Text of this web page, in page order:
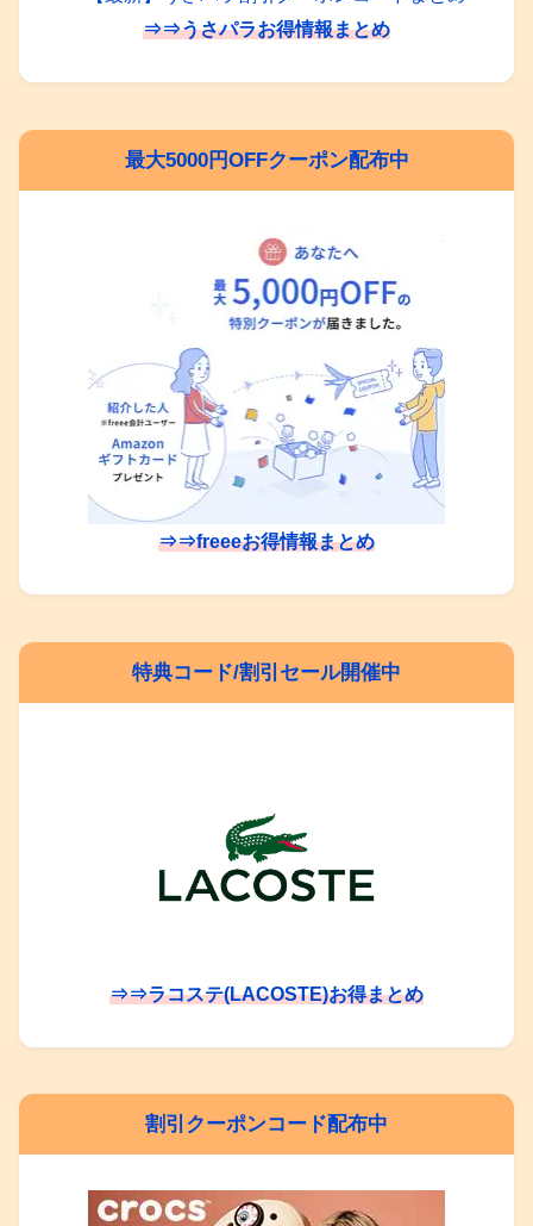
⇒⇒うさパラお得情報まとめ
最大5000円OFFクーポン配布中
⇒⇒freeeお得情報まとめ
特典コード/割引セール開催中
⇒⇒ラコステ(LACOSTE)お得まとめ
割引クーポンコード配布中